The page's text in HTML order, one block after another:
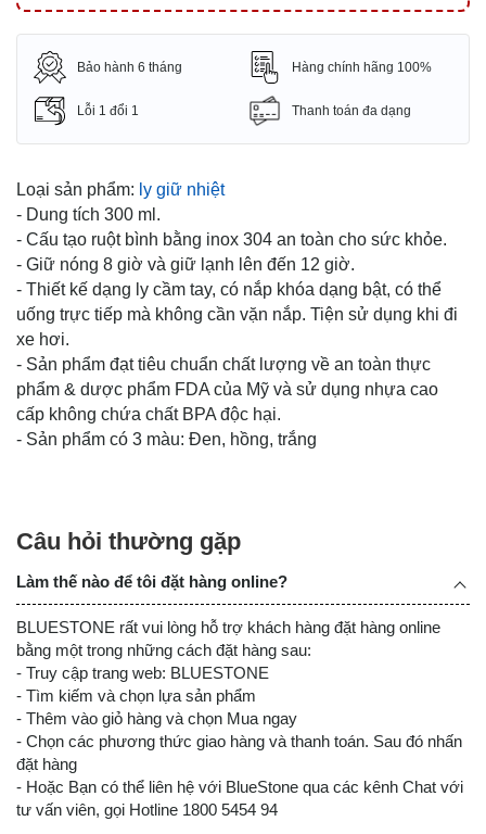
Bảo hành 6 tháng Hàng chính hãng 100%
Lỗi 1 đổi 1 Thanh toán đa dạng
Loại sản phẩm: ly giữ nhiệt
- Dung tích 300 ml.
- Cấu tạo ruột bình bằng inox 304 an toàn cho sức khỏe.
- Giữ nóng 8 giờ và giữ lạnh lên đến 12 giờ.
- Thiết kế dạng ly cầm tay, có nắp khóa dạng bật, có thể
uống trực tiếp mà không cần vặn nắp. Tiện sử dụng khi đi
xe hơi.
- Sản phẩm đạt tiêu chuẩn chất lượng về an toàn thực
phẩm & dược phẩm FDA của Mỹ và sử dụng nhựa cao
cấp không chứa chất BPA độc hại.
- Sản phẩm có 3 màu: Đen, hồng, trắng
Câu hỏi thường gặp
Làm thế nào để tôi đặt hàng online?
BLUESTONE rất vui lòng hỗ trợ khách hàng đặt hàng online
bằng một trong những cách đặt hàng sau:
- Truy cập trang web: BLUESTONE
- Tìm kiếm và chọn lựa sản phẩm
- Thêm vào giỏ hàng và chọn Mua ngay
- Chọn các phương thức giao hàng và thanh toán. Sau đó nhấn
đặt hàng
- Hoặc Bạn có thể liên hệ với BlueStone qua các kênh Chat với
tư vấn viên, gọi Hotline 1800 5454 94